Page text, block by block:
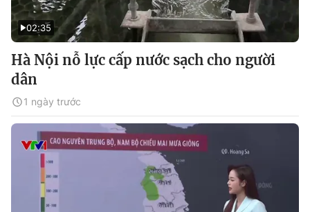
02:35
Hà Nội nỗ lực cấp nước sạch cho người
dân
1 ngày trước